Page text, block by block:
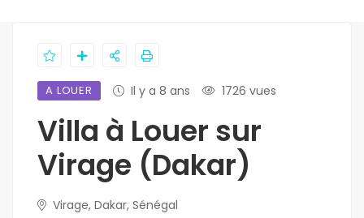
A LOUER Il y a 8 ans 1726 vues
Villa à Louer sur
Virage (Dakar)
Virage, Dakar, Sénégal